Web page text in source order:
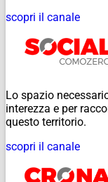
scopri il canale
Lo spazio
interezza e per
questo territorio.
scopri il canale